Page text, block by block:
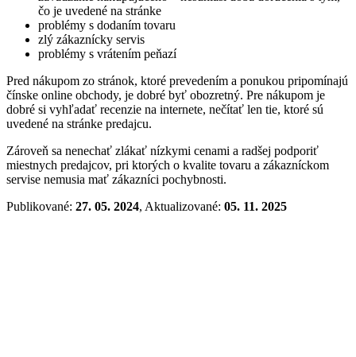
čo je uvedené na stránke
problémy s dodaním tovaru
zlý zákaznícky servis
problémy s vrátením peňazí
Pred nákupom zo stránok, ktoré prevedením a ponukou pripomínajú
čínske online obchody, je dobré byť obozretný. Pre nákupom je
dobré si vyhľadať recenzie na internete, nečítať len tie, ktoré sú
uvedené na stránke predajcu.
Zároveň sa nenechať zlákať nízkymi cenami a radšej podporiť
miestnych predajcov, pri ktorých o kvalite tovaru a zákazníckom
servise nemusia mať zákazníci pochybnosti.
Publikované: 27. 05. 2024, Aktualizované: 05. 11. 2025